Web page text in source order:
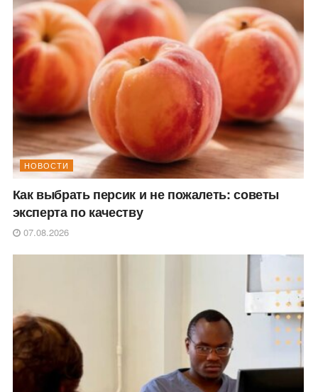
НОВОСТИ
Как выбрать персик и не пожалеть: советы
эксперта по качеству
07.08.2026